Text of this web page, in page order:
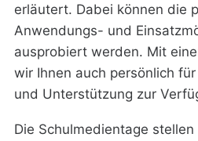
erläutert. Dabei können die
Anwendungs- und
ausprobiert werden. Mit
wir Ihnen auch persönlich
und Unterstützung zur
Die Schulmedientage